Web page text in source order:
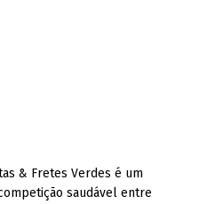
& Fretes Verdes é um
saudável entre